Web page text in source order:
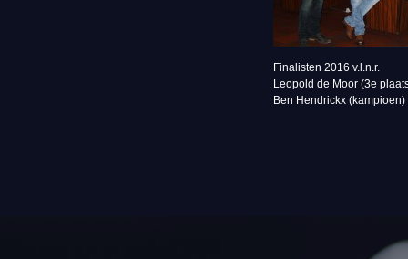
Finalisten 2016 v.l.n.r.
Leopold de Moor (3e
Ben Hendrickx